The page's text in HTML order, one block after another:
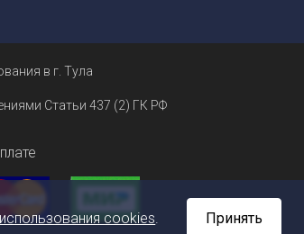
в г. Тула
Статьи 437 (2) ГК РФ
cookies. Принять